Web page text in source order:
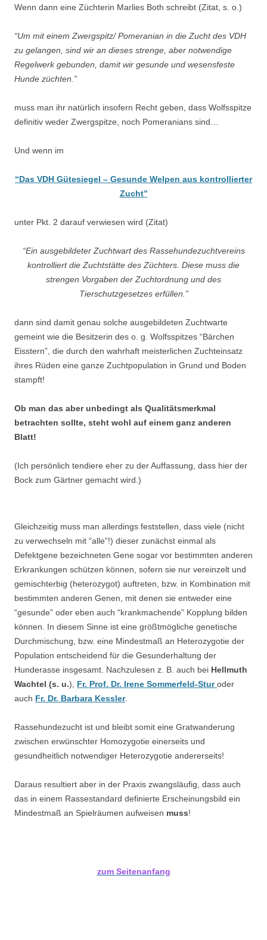
Wenn dann eine Züchterin Marlies Both schreibt (Zitat, s. o.)
“Um mit einem Zwergspitz/ Pomeranian in die Zucht des VDH
zu gelangen, sind wir an dieses strenge, aber notwendige
Regelwerk gebunden, damit wir gesunde und wesensfeste
Hunde züchten.”
muss man ihr natürlich insofern Recht geben, dass Wolfsspitze
definitiv weder Zwergspitze, noch Pomeranians sind…
Und wenn im
“Das VDH Gütesiegel – Gesunde Welpen aus kontrollierter
Zucht”
unter Pkt. 2 darauf verwiesen wird (Zitat)
“Ein ausgebildeter Zuchtwart des Rassehundezuchtvereins
kontrolliert die Zuchtstätte des Züchters. Diese muss die
strengen Vorgaben der Zuchtordnung und des
Tierschutzgesetzes erfüllen.”
dann sind damit genau solche ausgebildeten Zuchtwarte
gemeint wie die Besitzerin des o. g. Wolfsspitzes “Bärchen
Eisstern”, die durch den wahrhaft meisterlichen Zuchteinsatz
ihres Rüden eine ganze Zuchtpopulation in Grund und Boden
stampft!
Ob man das aber unbedingt als Qualitätsmerkmal
betrachten sollte, steht wohl auf einem ganz anderen
Blatt!
(Ich persönlich tendiere eher zu der Auffassung, dass hier der
Bock zum Gärtner gemacht wird.)
Gleichzeitig muss man allerdings feststellen, dass viele (nicht
zu verwechseln mit “alle”!) dieser zunächst einmal als
Defektgene bezeichneten Gene sogar vor bestimmten anderen
Erkrankungen schützen können, sofern sie nur vereinzelt und
gemischterbig (heterozygot) auftreten, bzw. in Kombination mit
bestimmten anderen Genen, mit denen sie entweder eine
“gesunde” oder eben auch “krankmachende” Kopplung bilden
können. In diesem Sinne ist eine größtmögliche genetische
Durchmischung, bzw. eine Mindestmaß an Heterozygotie der
Population entscheidend für die Gesunderhaltung der
Hunderasse insgesamt. Nachzulesen z. B. auch bei Hellmuth
Wachtel (s. u.), Fr. Prof. Dr. Irene Sommerfeld-Stur oder
auch Fr. Dr. Barbara Kessler.
Rassehundezucht ist und bleibt somit eine Gratwanderung
zwischen erwünschter Homozygotie einerseits und
gesundheitlich notwendiger Heterozygotie andererseits!
Daraus resultiert aber in der Praxis zwangsläufig, dass auch
das in einem Rassestandard definierte Erscheinungsbild ein
Mindestmaß an Spielräumen aufweisen muss!
zum Seitenanfang